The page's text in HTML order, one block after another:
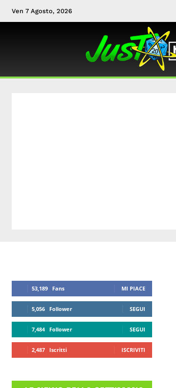
Ven 7 Agosto, 2026
53,189 Fans MI PIACE
5,056 Follower SEGUI
7,484 Follower SEGUI
2,487 Iscritti ISCRIVITI